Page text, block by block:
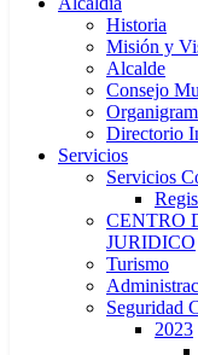
Historia
Misión y
Alcalde
Consejo
Directorio
Servicios
Servicios
CENTRO
JURIDICO
Turismo
Seguridad
2023